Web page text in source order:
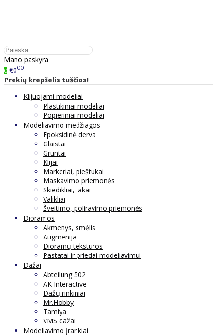
Mano paskyra
0 €000
Prekių krepšelis tuščias!
Klijuojami modeliai
Plastikiniai modeliai
Popieriniai modeliai
Modeliavimo medžiagos
Epoksidinė derva
Glaistai
Gruntai
Klijai
Markeriai, pieštukai
Maskavimo priemonės
Skiedikliai, lakai
Valikliai
Šveitimo, poliravimo priemonės
Dioramos
Akmenys, smėlis
Augmenija
Dioramų tekstūros
Pastatai ir priedai modeliavimui
Dažai
Abteilung 502
AK Interactive
Dažų rinkiniai
Mr.Hobby
Tamiya
VMS dažai
Modeliavimo Įrankiai